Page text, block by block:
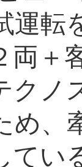
運転
両＋
クノ
め、
てい